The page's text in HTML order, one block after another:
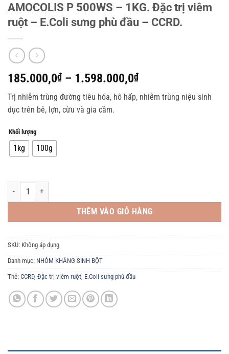
AMOCOLIS P 500WS – 1KG. Đặc trị viêm
ruột – E.Coli sưng phù đầu – CCRD.
185.000,0₫ – 1.598.000,0₫Khoảng
giá:
từ
Trị nhiễm trùng đường tiêu hóa, hô hấp, nhiễm trùng niệu sinh
dục trên bê, lợn, cừu và gia cầm.
Khối lượng
1kg 100g
AMOCOLIS P 500WS - 1KG. Đặc trị viêm ruột - E.Coli sưng phù đầu - CCRD.
THÊM VÀO GIỎ HÀNG
SKU: Không áp dụng
Danh mục: NHÓM KHÁNG SINH BỘT
Thẻ: CCRD, Đặc trị viêm ruột E.Coli sưng phù đầu